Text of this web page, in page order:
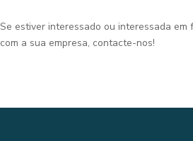
Se estiver interessado ou interessada em
com a sua empresa, contacte-nos!